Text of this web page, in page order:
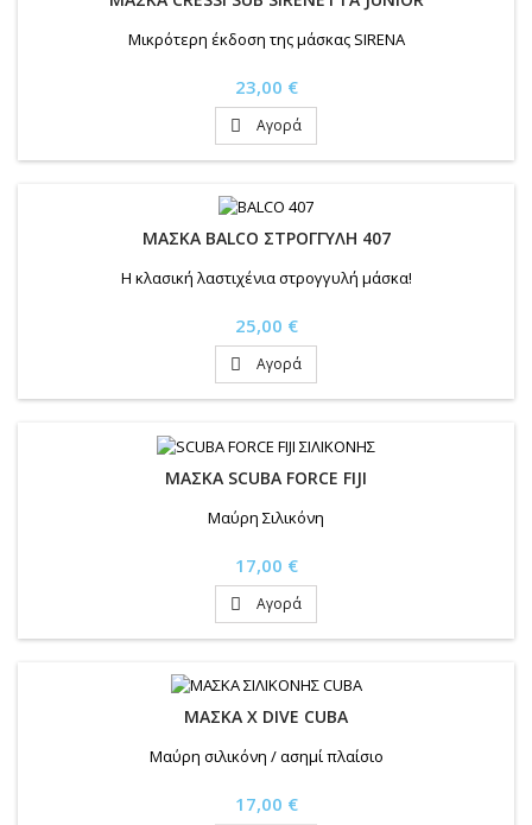
Μικρότερη έκδοση της μάσκας SIRENA
Τιμή
23,00 €
 Αγορά
ΜΑΣΚΑ BALCO ΣΤΡΟΓΓΥΛΗ 407
Η κλασική λαστιχένια στρογγυλή μάσκα!
Τιμή
25,00 €
 Αγορά
ΜΑΣΚΑ SCUBA FORCE FIJI
Μαύρη Σιλικόνη
Τιμή
17,00 €
 Αγορά
ΜΑΣΚΑ X DIVE CUBA
Μαύρη σιλικόνη / ασημί πλαίσιο
Τιμή
17,00 €